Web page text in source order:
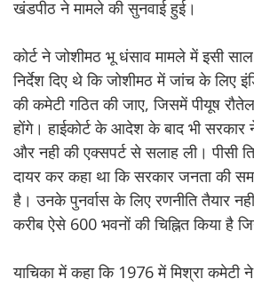
खंडपीठ ने मामले की सुनवाई हुई।
कोर्ट ने जोशीमठ भू धंसाव मामले में इसी
निर्देश दिए थे कि जोशीमठ में जांच के लिए
की कमेटी गठित की जाए, जिसमें पीयूष
होंगे। हाईकोर्ट के आदेश के बाद भी सरकार
और नही की एक्सपर्ट से सलाह ली। पीसी
दायर कर कहा था कि सरकार जनता की
है। उनके पुनर्वास के लिए रणनीति तैयार
करीब ऐसे 600 भवनों की चिह्नित किया है
याचिका में कहा कि 1976 में मिश्रा कमेटी